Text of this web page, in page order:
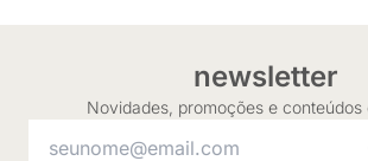
newsletter
Novidades, promoções e conteúdos